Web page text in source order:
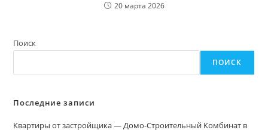
20 марта 2026
Поиск
ПОИСК
Последние записи
Квартиры от застройщика — Домо-Строительный Комбинат в